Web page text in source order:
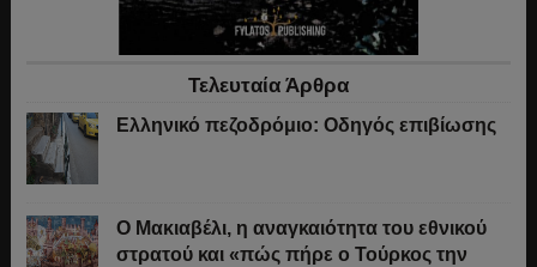
Τελευταία Άρθρα
Ελληνικό πεζοδρόμιο: Οδηγός επιβίωσης
Ο Μακιαβέλι, η αναγκαιότητα του εθνικού
στρατού και «πώς πήρε ο Τούρκος την